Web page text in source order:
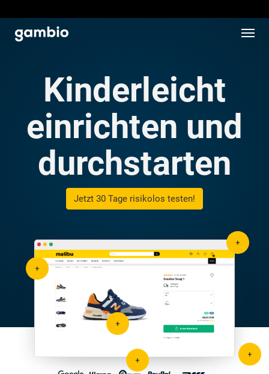
Kinderleicht
einrichten und
durchstarten
Jetzt 30 Tage risikolos testen!